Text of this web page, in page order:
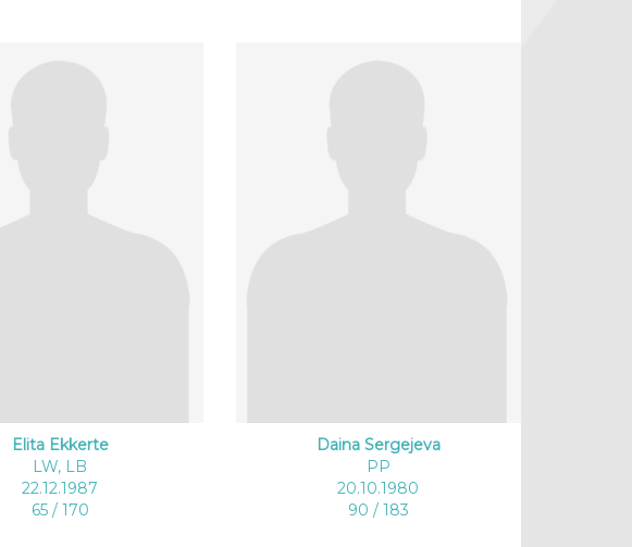
Elita Ekkerte
LW, LB
22.12.1987
65 / 170
Daina Sergejeva
PP
20.10.1980
90 / 183